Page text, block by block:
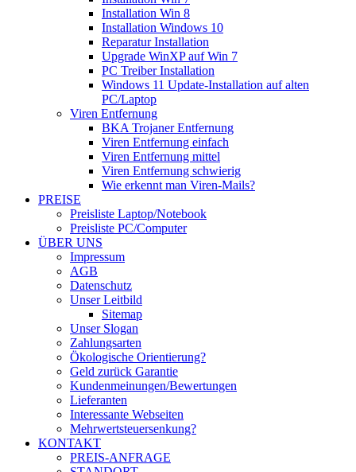
Installation Win 8
Installation Windows 10
Reparatur Installation
Upgrade WinXP auf Win 7
PC Treiber Installation
Windows 11 Update-Installation auf alten
PC/Laptop
Viren Entfernung
BKA Trojaner Entfernung
Viren Entfernung einfach
Viren Entfernung mittel
Viren Entfernung schwierig
Wie erkennt man Viren-Mails?
PREISE
Preisliste Laptop/Notebook
Preisliste PC/Computer
ÜBER UNS
Impressum
AGB
Datenschutz
Unser Leitbild
Sitemap
Unser Slogan
Zahlungsarten
Ökologische Orientierung?
Geld zurück Garantie
Kundenmeinungen/Bewertungen
Lieferanten
Interessante Webseiten
Mehrwertsteuersenkung?
KONTAKT
PREIS-ANFRAGE